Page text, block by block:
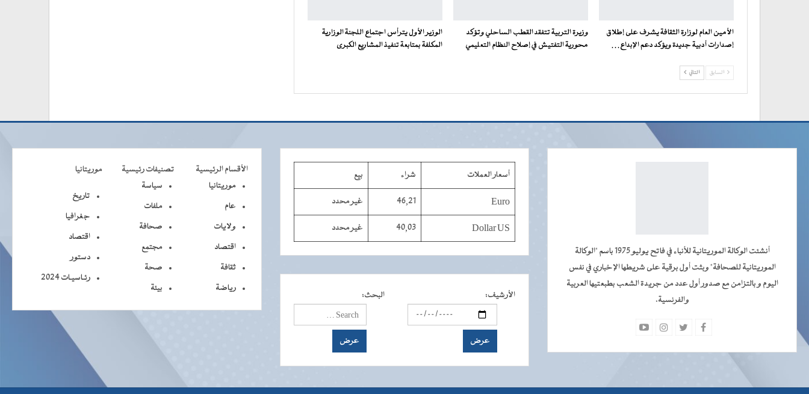
الأمين العام لوزارة الثقافة يشرف على إطلاق
إصدارات أدبية جديدة ويؤكد دعم الإبداع…
وزيرة التربية تتفقد القطب الساحلي وتؤكد
محورية التفتيش في إصلاح النظام التعليمي
الوزير الأول يترأس اجتماع اللجنة الوزارية
المكلفة بمتابعة تنفيذ المشاريع الكبرى
السابق التالي
أنشئت الوكالة الموريتانية للأنباء في فاتح يوليو 1975 باسم "الوكالة
الموريتانية للصحافة" وبثت أول برقية على شريطها الإخباري في نفس
اليوم و بالتزامن مع صدور أول عدد من جريدة الشعب بطبعتيها العربية
والفرنسية.
أسعار العملات شراء بيع
Euro
46,21 غير محدد
Dollar US
40,03 غير محدد
الأرشيف: البحث:
الأقسام الرئيسية تصنيفات رئيسية
موريتانيا
موريتانيا
عام
ولايات
اقتصاد
ثقافة
رياضة
سياسة
ملفات
صحافة
مجتمع
صحة
بيئة
تاريخ
جغرافيا
اقتصاد
دستور
رئـاسيـات 2024